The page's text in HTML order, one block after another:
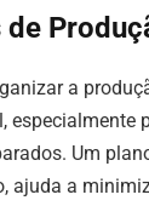
de
a
especialmente
Um
ajuda a